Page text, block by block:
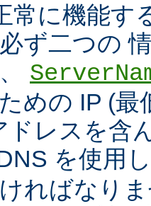
常に機能す
ず二つの
めの IP (最
ドレスを含
を使用
ればなり